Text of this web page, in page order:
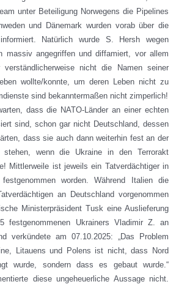
unter Beteiligung Norwegens die Pipelines
und Dänemark wurden vorab über die
informiert. Natürlich wurde S. Hersh wegen
massiv angegriffen und diffamiert, vor allem
nicht die Namen seiner
wollte/konnte, um deren Leben nicht zu
sind bekanntermaßen nicht zimperlich!
dass die NATO-Länder an einer echten
sind, schon gar nicht Deutschland, dessen
dass sie auch dann weiterhin fest an der
wenn die Ukraine in den Terrorakt
Mittlerweile ist jeweils ein Tatverdächtiger in
worden. Während Italien die
an Deutschland vorgenommen
Ministerpräsident Tusk eine Auslieferung
festgenommenen Ukrainers Vladimir Z. an
verkündete am 07.10.2025: „Das Problem
Litauens und Polens ist nicht, dass Nord
wurde, sondern dass es gebaut wurde.“
diese ungeheuerliche Aussage nicht.